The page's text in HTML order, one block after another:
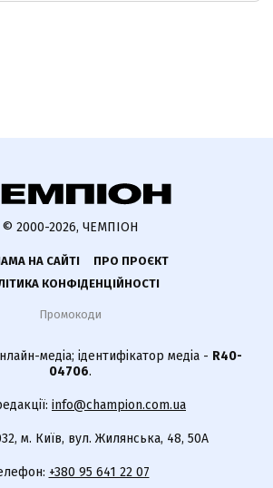
© 2000-2026, ЧЕМПІОН
НА САЙТІ
ПРО ПРОЄКТ
КОНФІДЕНЦІЙНОСТІ
Промокоди
медіа; ідентифікатор медіа - R40-
04706.
info@champion.com.ua
м. Київ, вул. Жилянська, 48, 50А
+380 95 641 22 07